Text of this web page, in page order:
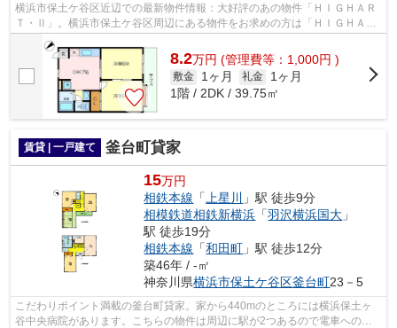
横浜市保土ケ谷区近辺での最新物件情報：大好評のあの物件「ＨＩＧＨＡＲ
Ｔ・Ⅱ」。横浜市保土ケ谷区周辺にある物件をお求めの方は「ＨＩＧＨＡＲ
Ｔ・Ⅱ」はいかがでしょうか。二人での...
8.2万円 (管理費等：1,000円 )
敷金 1ヶ月 礼金
1ヶ月
1階 / 2DK / 39.75㎡
賃貸 | 一戸建て 釜台町貸家
15万円
相鉄本線 「 上星川
」駅 徒歩9分
相模鉄道相鉄新横浜 「羽沢横浜国大 」
駅 徒歩19分
相鉄本線 「和田町 」駅 徒歩12分
築46年 / -㎡
神奈川県横浜市保土ケ谷区釜台町23－5
こだわりポイント満載の釜台町貸家。家から440mのところには横浜保土ヶ
谷中央病院があります。こちらの物件は周辺に駅が2つあるので電車へのア